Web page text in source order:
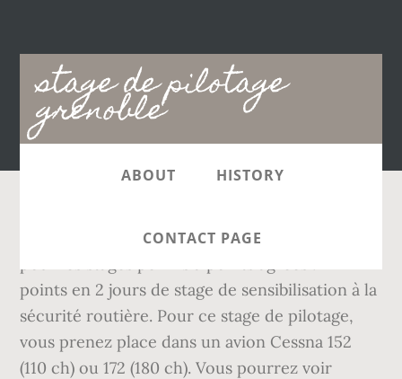
stage de pilotage
grenoble
Main
navigation
ABOUT HISTORY
CONTACT PAGE
Mon compte . LegiPermis regroupe les centres
points en 2 jours de stage de sensibilisation à la
sécurité routière. Pour ce stage de pilotage,
vous prenez place dans un avion Cessna 152
(110 ch) ou 172 (180 ch). Vous pourrez voir